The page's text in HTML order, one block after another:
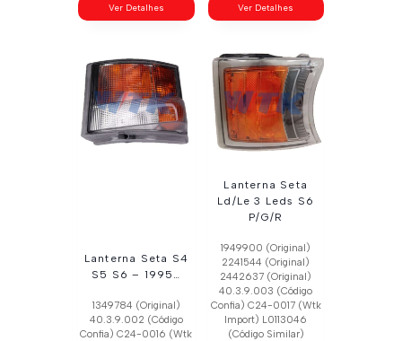
Ver Detalhes Ver Detalhes
Lanterna Seta S4
S5 S6 – 1995…
1349784 (Original)
40.3.9.002 (Código
Confia) C24-0016 (Wtk
Lanterna Seta
Ld/Le 3 Leds S6
P/G/R
1949900 (Original)
2241544 (Original)
2442637 (Original)
40.3.9.003 (Código
Confia) C24-0017 (Wtk
Import) L0113046
(Código Similar)